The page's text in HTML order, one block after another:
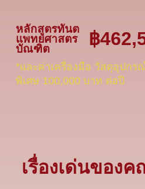
หลักสูตรทันต
แพทยศาสตร
บัณฑิต
฿
*และค่าเครื่องมือ วัสดุอุปกร
พิเศษ 100,000 บาท ต่อปี
เรื่องเด่นของค